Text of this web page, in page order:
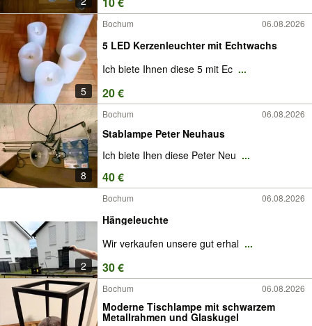
5
Bochum 06.08.2026
5 LED Kerzenleuchter mit Echtwachs
Ich biete Ihnen diese 5 mit Ec ...
20 €
8
Bochum 06.08.2026
Stablampe Peter Neuhaus
Ich biete Ihen diese Peter Neu ...
40 €
2
Bochum 06.08.2026
Hängeleuchte
Wir verkaufen unsere gut erhal ...
30 €
Bochum 06.08.2026
Moderne Tischlampe mit schwarzem
Metallrahmen und Glaskugel